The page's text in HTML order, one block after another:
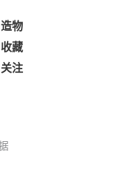
造物
收藏
关注